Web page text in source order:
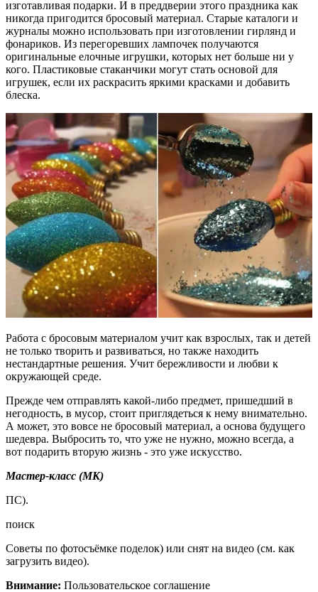
изготавливая подарки. И в преддверии этого праздника как
никогда пригодится бросовый материал. Старые каталоги и
журналы можно использовать при изготовлении гирлянд и
фонариков. Из перегоревших лампочек получаются
оригинальные елочные игрушки, которых нет больше ни у
кого. Пластиковые стаканчики могут стать основой для
игрушек, если их раскрасить яркими красками и добавить
блеска.
Работа с бросовым материалом учит как взрослых, так и детей
не только творить и развиваться, но также находить
нестандартные решения. Учит бережливости и любви к
окружающей среде.
Прежде чем отправлять какой-либо предмет, пришедший в
негодность, в мусор, стоит приглядеться к нему внимательно.
А может, это вовсе не бросовый материал, а основа будущего
шедевра. Выбросить то, что уже не нужно, можно всегда, а
вот подарить вторую жизнь - это уже искусство.
Мастер-класс (МК)
ПС).
поиск
Советы по фотосъёмке поделок) или снят на видео (см. как
загрузить видео).
Внимание: Пользовательское соглашение